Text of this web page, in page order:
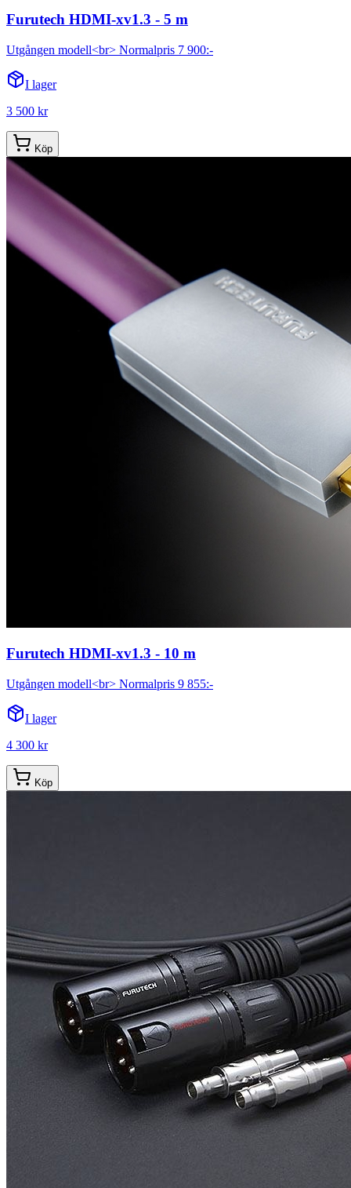
Furutech HDMI-xv1.3 - 5 m
Utgången modell<br> Normalpris 7 900:-
I lager
3 500 kr
Köp
Furutech HDMI-xv1.3 - 10 m
Utgången modell<br> Normalpris 9 855:-
I lager
4 300 kr
Köp